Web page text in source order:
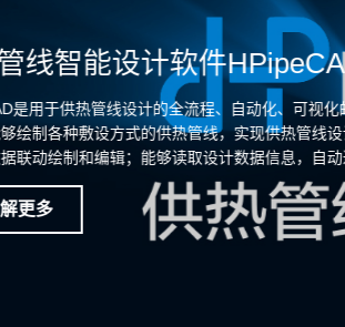
能设计软件HPipeCAD
管线设计的全流程、自动化、可视化的专业
敷设方式的供热管线，实现供热管线设计全流
和编辑；能够读取设计数据信息，自动进行热
道应力等工程计算，实现绘图计算协同，并可
。